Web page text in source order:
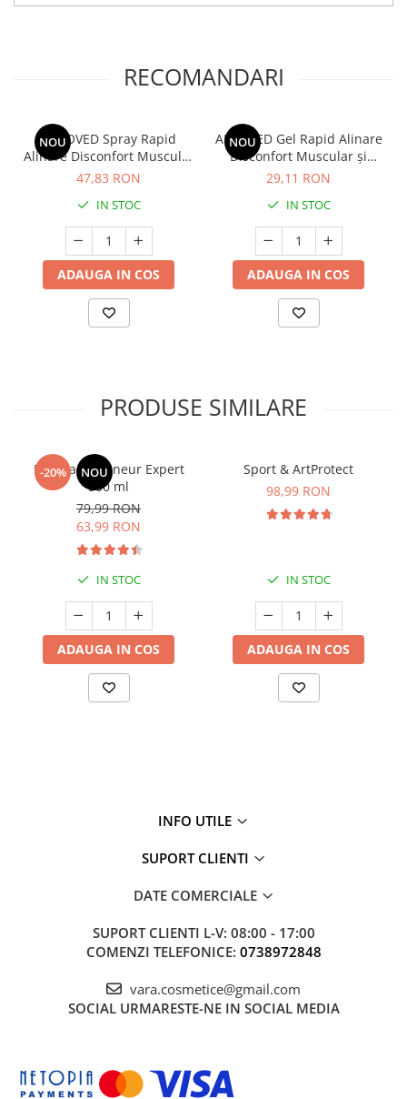
RECOMANDARI
NOU
ALGOVED Spray Rapid
Alinare Disconfort Muscular
și Articular cu Turmeric și
47,83 RON
IN STOC
ADAUGA IN COS
NOU
ALGOVED Gel Rapid Alinare
Disconfort Muscular și
Articular cu Ardei Iute și
29,11 RON
IN STOC
ADAUGA IN COS
PRODUSE SIMILARE
-20% NOU
Manhaē Draineur Expert
500 ml
79,99 RON
63,99 RON
IN STOC
ADAUGA IN COS
Sport & ArtProtect
98,99 RON
IN STOC
ADAUGA IN COS
INFO UTILE
SUPORT CLIENTI
DATE COMERCIALE
SUPORT CLIENTI L-V: 08:00 - 17:00
COMENZI TELEFONICE: 0738972848
vara.cosmetice@gmail.com
SOCIAL URMARESTE-NE IN SOCIAL MEDIA